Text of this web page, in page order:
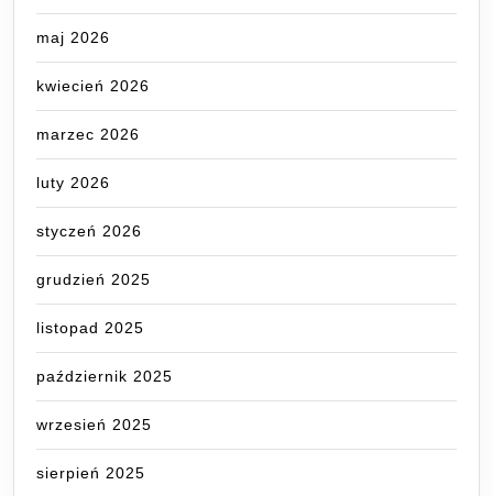
maj 2026
kwiecień 2026
marzec 2026
luty 2026
styczeń 2026
grudzień 2025
listopad 2025
październik 2025
wrzesień 2025
sierpień 2025